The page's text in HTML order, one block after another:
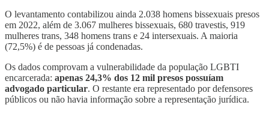
O levantamento contabilizou ainda 2.038 homens bissexuais presos
em 2022, além de 3.067 mulheres bissexuais, 680 travestis, 919
mulheres trans, 348 homens trans e 24 intersexuais. A maioria
(72,5%) é de pessoas já condenadas.
Os dados comprovam a vulnerabilidade da população LGBTI
encarcerada: apenas 24,3% dos 12 mil presos possuíam
advogado particular. O restante era representado por defensores
públicos ou não havia informação sobre a representação jurídica.